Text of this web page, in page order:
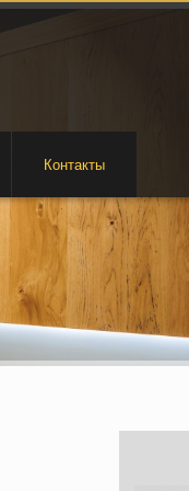
Контакты